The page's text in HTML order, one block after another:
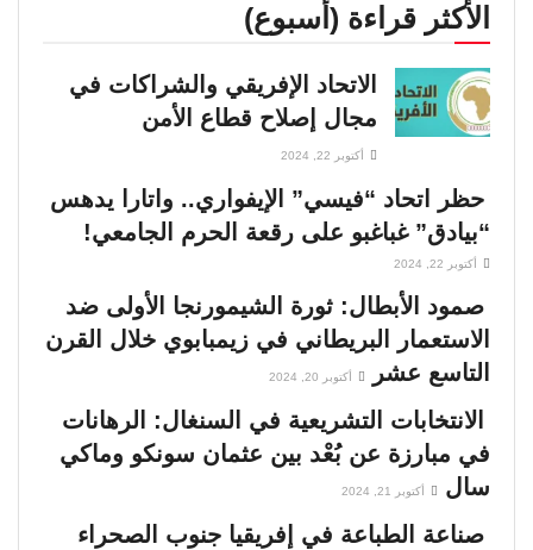
الأكثر قراءة (أسبوع)
الاتحاد الإفريقي والشراكات في
مجال إصلاح قطاع الأمن
أكتوبر 22, 2024
حظر اتحاد “فيسي” الإيفواري.. واتارا يدهس
“بيادق” غباغبو على رقعة الحرم الجامعي!
أكتوبر 22, 2024
صمود الأبطال: ثورة الشيمورنجا الأولى ضد
الاستعمار البريطاني في زيمبابوي خلال القرن
التاسع عشر
أكتوبر 20, 2024
الانتخابات التشريعية في السنغال: الرهانات
في مبارزة عن بُعْد بين عثمان سونكو وماكي
سال
أكتوبر 21, 2024
صناعة الطباعة في إفريقيا جنوب الصحراء